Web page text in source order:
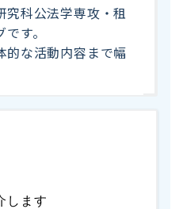
究科公法学専攻・租
す。
的な活動内容まで幅
します